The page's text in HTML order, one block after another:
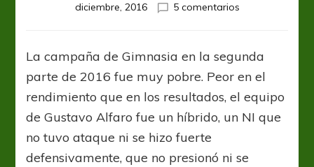
diciembre, 2016
5 comentariosen
Argentina
no
tapa
un
torneo
La campaña de Gimnasia en la segunda
parte de 2016 fue muy pobre. Peor en el
rendimiento que en los resultados, el equipo
de Gustavo Alfaro fue un híbrido, un NI que
no tuvo ataque ni se hizo fuerte
defensivamente, que no presionó ni se